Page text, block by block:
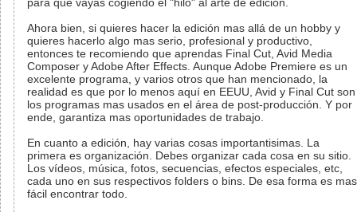
Ahora bien, si quieres hacer la edición mas allá de un hobby y
quieres hacerlo algo mas serio, profesional y productivo,
entonces te recomiendo que aprendas Final Cut, Avid Media
Composer y Adobe After Effects. Aunque Adobe Premiere es un
excelente programa, y varios otros que han mencionado, la
realidad es que por lo menos aquí en EEUU, Avid y Final Cut son
los programas mas usados en el área de post-producción. Y por
ende, garantiza mas oportunidades de trabajo.
En cuanto a edición, hay varias cosas importantisimas. La
primera es organización. Debes organizar cada cosa en su sitio.
Los vídeos, música, fotos, secuencias, efectos especiales, etc,
cada uno en sus respectivos folders o bins. De esa forma es mas
fácil encontrar todo.